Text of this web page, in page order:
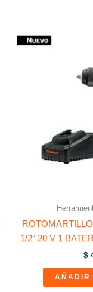
1/2″ 20 V 1
$
AÑADIR